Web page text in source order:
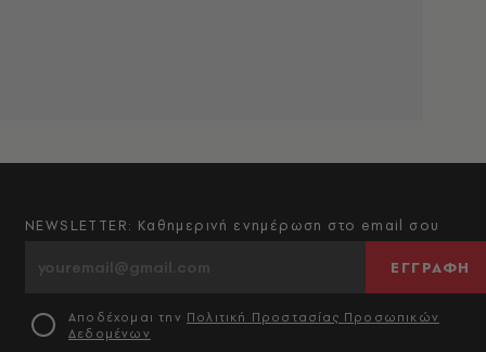
NEWSLETTER: Καθημερινή ενημέρωση στο email σου
ΕΓΓΡΑΦΗ
Αποδέχομαι την Πολιτική Προστασίας Προσωπικών
Δεδομένων